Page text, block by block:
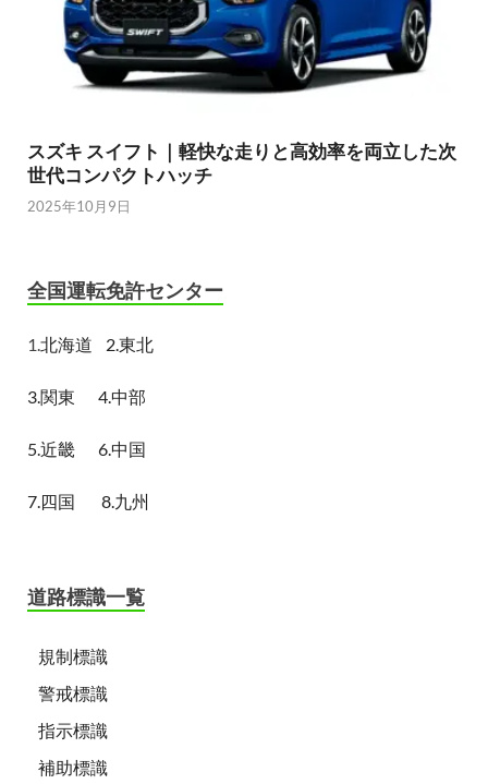
スズキ スイフト｜軽快な走りと高効率を両立した次
世代コンパクトハッチ
2025年10月9日
全国運転免許センター
1.北海道 2.東北
3.関東 4.中部
5.近畿 6.中国
7.四国 8.九州
道路標識一覧
規制標識
警戒標識
指示標識
補助標識